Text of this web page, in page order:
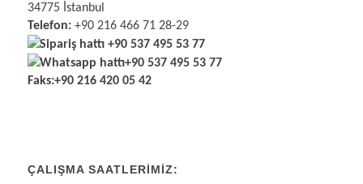
34775 İstanbul
Telefon:+90 216 466 71 28-29
Sipariş hattı +90 537 495 53 77
Whatsapp hattı+90 537 495 53 77
Faks:+90 216 420 05 42
ÇALIŞMA SAATLERIMIZ: